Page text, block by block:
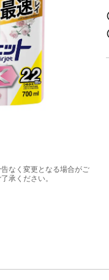
なく変更となる場合がご
承ください。